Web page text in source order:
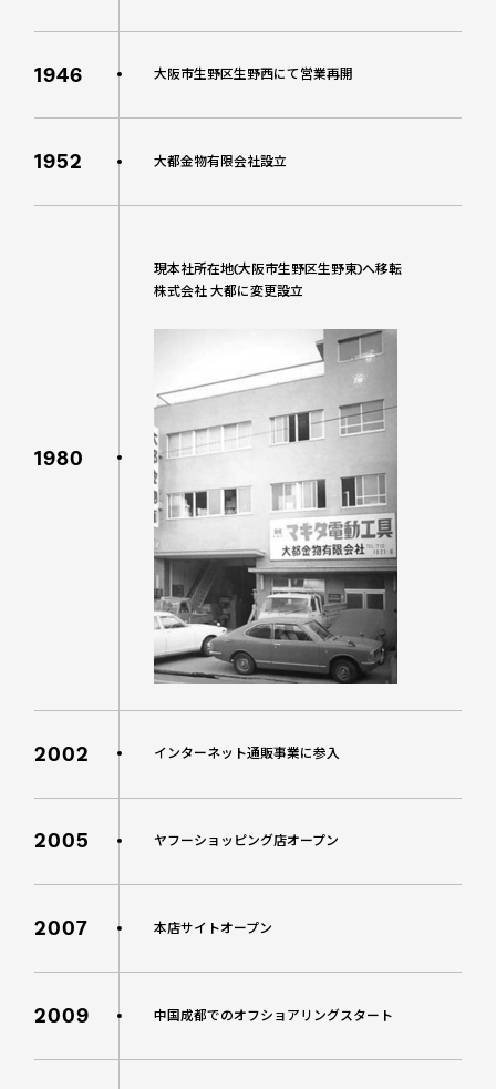
1946 大阪市生野区生野西にて営業再開
1952 大都金物有限会社設立
1980
現本社所在地(大阪市生野区生野東)へ移転
株式会社 大都に変更設立
2002 インターネット通販事業に参入
2005 ヤフーショッピング店オープン
2007 本店サイトオープン
2009 中国成都でのオフショアリングスタート